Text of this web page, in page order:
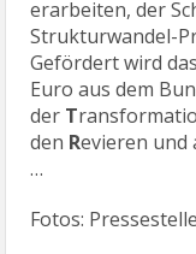
erarbeiten, der
Strukturwandel-
Gefördert wird
Euro aus dem
der T
den Revieren und
…
Fotos: